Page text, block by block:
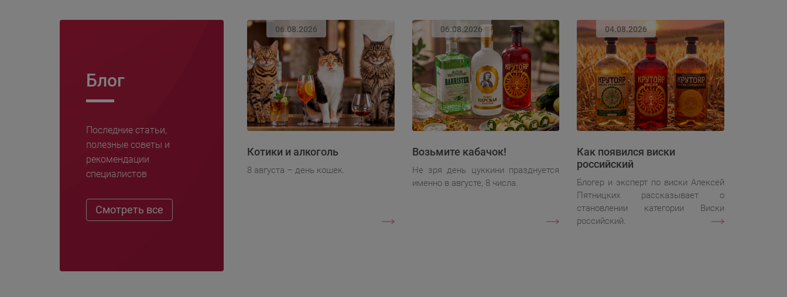
Блог
Последние статьи,
полезные советы и
рекомендации
специалистов
Смотреть все
06.08.2026
Котики и алкоголь
8 августа – день кошек.
06.08.2026
Возьмите кабачок!
Не зря день цуккини празднуется
именно в августе, 8 числа.
04.08.2026
Как появился виски
российский
Блогер и эксперт по виски Алексей
Пятницких рассказывает о
становлении категории Виски
российский.